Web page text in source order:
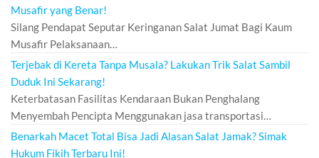
Musafir yang Benar!
Silang Pendapat Seputar Keringanan Salat Jumat Bagi Kaum
Musafir Pelaksanaan…
Terjebak di Kereta Tanpa Musala? Lakukan Trik Salat Sambil
Duduk Ini Sekarang!
Keterbatasan Fasilitas Kendaraan Bukan Penghalang
Menyembah Pencipta Menggunakan jasa transportasi…
Benarkah Macet Total Bisa Jadi Alasan Salat Jamak? Simak
Hukum Fikih Terbaru Ini!